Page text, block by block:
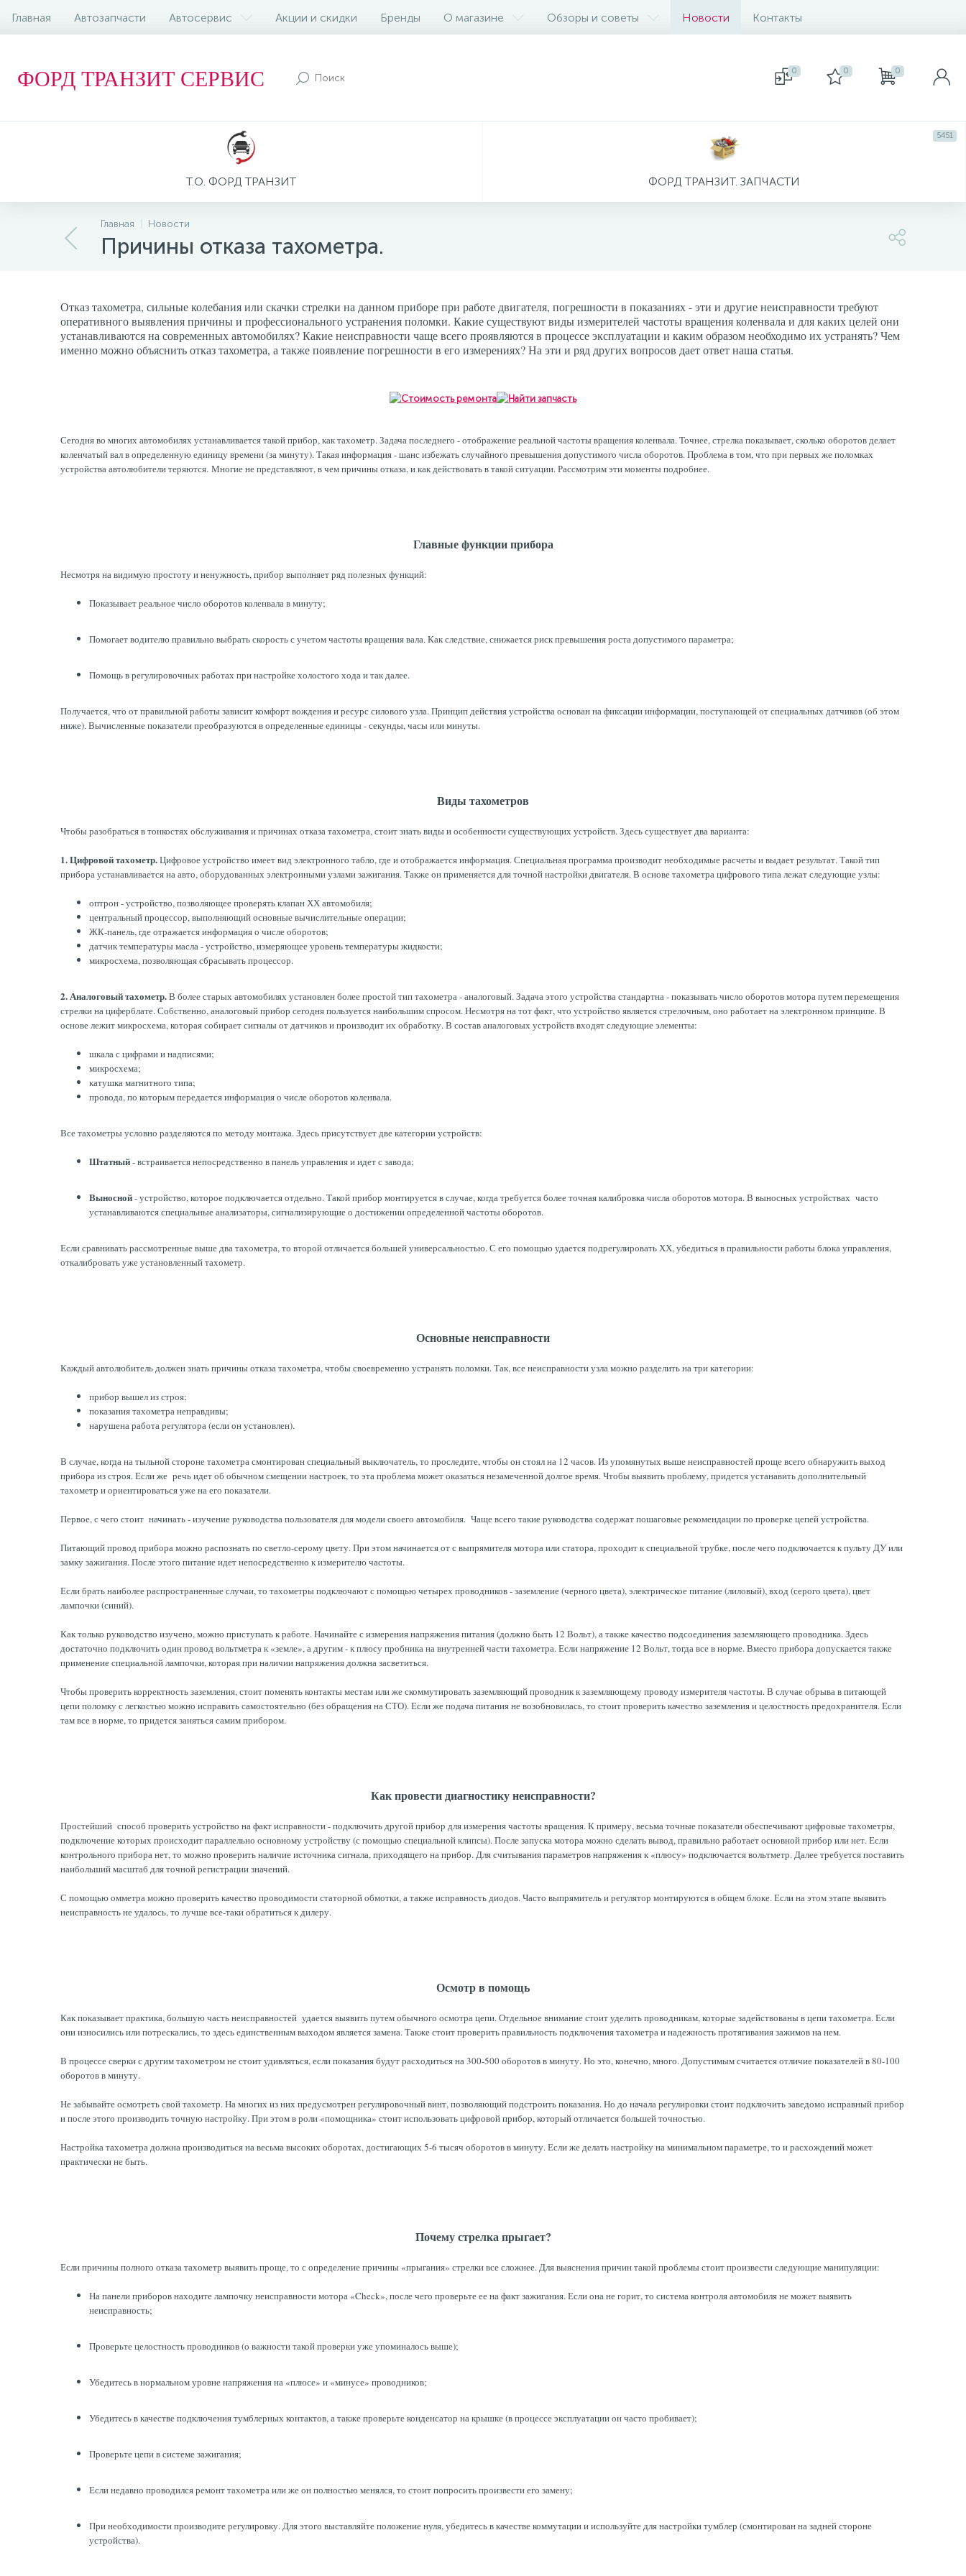
Главная Автозапчасти Автосервис Акции и скидки Бренды О магазине Обзоры и советы Новости Контакты
ФОРД ТРАНЗИТ СЕРВИС 0 0 0
Т.О. ФОРД ТРАНЗИТ ФОРД ТРАНЗИТ. ЗАПЧАСТИ
5451
Главная Новости
Причины отказа тахометра.
Отказ тахометра, сильные колебания или скачки стрелки на данном приборе при работе двигателя, погрешности в показаниях - эти и другие неисправности требуют
оперативного выявления причины и профессионального устранения поломки. Какие существуют виды измерителей частоты вращения коленвала и для каких целей они
устанавливаются на современных автомобилях? Какие неисправности чаще всего проявляются в процессе эксплуатации и каким образом необходимо их устранять? Чем
именно можно объяснить отказ тахометра, а также появление погрешности в его измерениях? На эти и ряд других вопросов дает ответ наша статья.
Сегодня во многих автомобилях устанавливается такой прибор, как тахометр. Задача последнего - отображение реальной частоты вращения коленвала. Точнее, стрелка показывает, сколько оборотов делает
коленчатый вал в определенную единицу времени (за минуту). Такая информация - шанс избежать случайного превышения допустимого числа оборотов. Проблема в том, что при первых же поломках
устройства автолюбители теряются. Многие не представляют, в чем причины отказа, и как действовать в такой ситуации. Рассмотрим эти моменты подробнее.
Главные функции прибора
Несмотря на видимую простоту и ненужность, прибор выполняет ряд полезных функций:
Показывает реальное число оборотов коленвала в минуту;
Помогает водителю правильно выбрать скорость с учетом частоты вращения вала. Как следствие, снижается риск превышения роста допустимого параметра;
Помощь в регулировочных работах при настройке холостого хода и так далее.
Получается, что от правильной работы зависит комфорт вождения и ресурс силового узла. Принцип действия устройства основан на фиксации информации, поступающей от специальных датчиков (об этом
ниже). Вычисленные показатели преобразуются в определенные единицы - секунды, часы или минуты.
Виды тахометров
Чтобы разобраться в тонкостях обслуживания и причинах отказа тахометра, стоит знать виды и особенности существующих устройств. Здесь существует два варианта:
1. Цифровой тахометр.Цифровое устройство имеет вид электронного табло, где и отображается информация. Специальная программа производит необходимые расчеты и выдает результат. Такой тип
прибора устанавливается на авто, оборудованных электронными узлами зажигания. Также он применяется для точной настройки двигателя. В основе тахометра цифрового типа лежат следующие узлы:
оптрон - устройство, позволяющее проверять клапан ХХ автомобиля;
центральный процессор, выполняющий основные вычислительные операции;
ЖК-панель, где отражается информация о числе оборотов;
датчик температуры масла - устройство, измеряющее уровень температуры жидкости;
микросхема, позволяющая сбрасывать процессор.
2. Аналоговый тахометр.В более старых автомобилях установлен более простой тип тахометра - аналоговый. Задача этого устройства стандартна - показывать число оборотов мотора путем перемещения
стрелки на циферблате. Собственно, аналоговый прибор сегодня пользуется наибольшим спросом. Несмотря на тот факт, что устройство является стрелочным, оно работает на электронном принципе. В
основе лежит микросхема, которая собирает сигналы от датчиков и производит их обработку. В состав аналоговых устройств входят следующие элементы:
шкала с цифрами и надписями;
микросхема;
катушка магнитного типа;
провода, по которым передается информация о числе оборотов коленвала.
Все тахометры условно разделяются по методу монтажа. Здесь присутствует две категории устройств:
Штатный- встраивается непосредственно в панель управления и идет с завода;
Выносной- устройство, которое подключается отдельно. Такой прибор монтируется в случае, когда требуется более точная калибровка числа оборотов мотора. В выносных устройствах часто
устанавливаются специальные анализаторы, сигнализирующие о достижении определенной частоты оборотов.
Если сравнивать рассмотренные выше два тахометра, то второй отличается большей универсальностью. С его помощью удается подрегулировать ХХ, убедиться в правильности работы блока управления,
откалибровать уже установленный тахометр.
Основные неисправности
Каждый автолюбитель должен знать причины отказа тахометра, чтобы своевременно устранять поломки. Так, все неисправности узла можно разделить на три категории:
прибор вышел из строя;
показания тахометра неправдивы;
нарушена работа регулятора (если он установлен).
В случае, когда на тыльной стороне тахометра смонтирован специальный выключатель, то проследите, чтобы он стоял на 12 часов. Из упомянутых выше неисправностей проще всего обнаружить выход
прибора из строя. Если же речь идет об обычном смещении настроек, то эта проблема может оказаться незамеченной долгое время. Чтобы выявить проблему, придется устанавить дополнительный
тахометр и ориентироваться уже на его показатели.
Первое, с чего стоит начинать - изучение руководства пользователя для модели своего автомобиля. Чаще всего такие руководства содержат пошаговые рекомендации по проверке цепей устройства.
Питающий провод прибора можно распознать по светло-серому цвету. При этом начинается от с выпрямителя мотора или статора, проходит к специальной трубке, после чего подключается к пульту ДУ или
замку зажигания. После этого питание идет непосредственно к измерителю частоты.
Если брать наиболее распространенные случаи, то тахометры подключают с помощью четырех проводников - заземление (черного цвета), электрическое питание (лиловый), вход (серого цвета), цвет
лампочки (синий).
Как только руководство изучено, можно приступать к работе. Начинайте с измерения напряжения питания (должно быть 12 Вольт), а также качество подсоединения заземляющего проводника. Здесь
достаточно подключить один провод вольтметра к «земле», а другим - к плюсу пробника на внутренней части тахометра. Если напряжение 12 Вольт, тогда все в норме. Вместо прибора допускается также
применение специальной лампочки, которая при наличии напряжения должна засветиться.
Чтобы проверить корректность заземления, стоит поменять контакты местам или же скоммутировать заземляющий проводник к заземляющему проводу измерителя частоты. В случае обрыва в питающей
цепи поломку с легкостью можно исправить самостоятельно (без обращения на СТО). Если же подача питания не возобновилась, то стоит проверить качество заземления и целостность предохранителя. Если
там все в норме, то придется заняться самим прибором.
Как провести диагностику неисправности?
Простейший способ проверить устройство на факт исправности - подключить другой прибор для измерения частоты вращения. К примеру, весьма точные показатели обеспечивают цифровые тахометры,
подключение которых происходит параллельно основному устройству (с помощью специальной клипсы). После запуска мотора можно сделать вывод, правильно работает основной прибор или нет. Если
контрольного прибора нет, то можно проверить наличие источника сигнала, приходящего на прибор. Для считывания параметров напряжения к «плюсу» подключается вольтметр. Далее требуется поставить
наибольший масштаб для точной регистрации значений.
С помощью омметра можно проверить качество проводимости статорной обмотки, а также исправность диодов. Часто выпрямитель и регулятор монтируются в общем блоке. Если на этом этапе выявить
неисправность не удалось, то лучше все-таки обратиться к дилеру.
Осмотр в помощь
Как показывает практика, большую часть неисправностей удается выявить путем обычного осмотра цепи. Отдельное внимание стоит уделить проводникам, которые задействованы в цепи тахометра. Если
они износились или потрескались, то здесь единственным выходом является замена. Также стоит проверить правильность подключения тахометра и надежность протягивания зажимов на нем.
В процессе сверки с другим тахометром не стоит удивляться, если показания будут расходиться на 300-500 оборотов в минуту. Но это, конечно, много. Допустимым считается отличие показателей в 80-100
оборотов в минуту.
Не забывайте осмотреть свой тахометр. На многих из них предусмотрен регулировочный винт, позволяющий подстроить показания. Но до начала регулировки стоит подключить заведомо исправный прибор
и после этого производить точную настройку. При этом в роли «помощника» стоит использовать цифровой прибор, который отличается большей точностью.
Настройка тахометра должна производиться на весьма высоких оборотах, достигающих 5-6 тысяч оборотов в минуту. Если же делать настройку на минимальном параметре, то и расхождений может
практически не быть.
Почему стрелка прыгает?
Если причины полного отказа тахометр выявить проще, то с определение причины «прыгания» стрелки все сложнее. Для выяснения причин такой проблемы стоит произвести следующие манипуляции:
На панели приборов находите лампочку неисправности мотора «Check», после чего проверьте ее на факт зажигания. Если она не горит, то система контроля автомобиля не может выявить
неисправность;
Проверьте целостность проводников (о важности такой проверки уже упоминалось выше);
Убедитесь в нормальном уровне напряжения на «плюсе» и «минусе» проводников;
Убедитесь в качестве подключения тумблерных контактов, а также проверьте конденсатор на крышке (в процессе эксплуатации он часто пробивает);
Проверьте цепи в системе зажигания;
Если недавно проводился ремонт тахометра или же он полностью менялся, то стоит попросить произвести его замену;
При необходимости производите регулировку. Для этого выставляйте положение нуля, убедитесь в качестве коммутации и используйте для настройки тумблер (смонтирован на задней стороне
устройства).